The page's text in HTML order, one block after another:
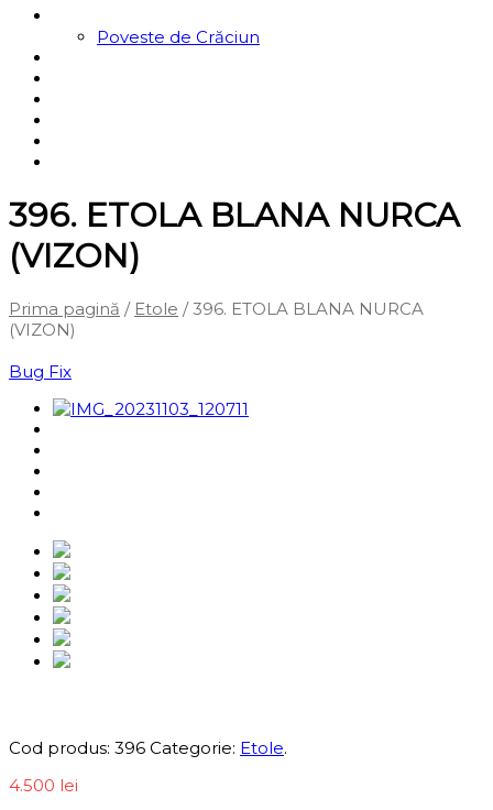
Poveste de Crăciun
396. ETOLA BLANA NURCA
(VIZON)
Prima pagină / Etole / 396. ETOLA BLANA NURCA
(VIZON)
Bug Fix
Cod produs: 396 Categorie: Etole.
4.500 lei